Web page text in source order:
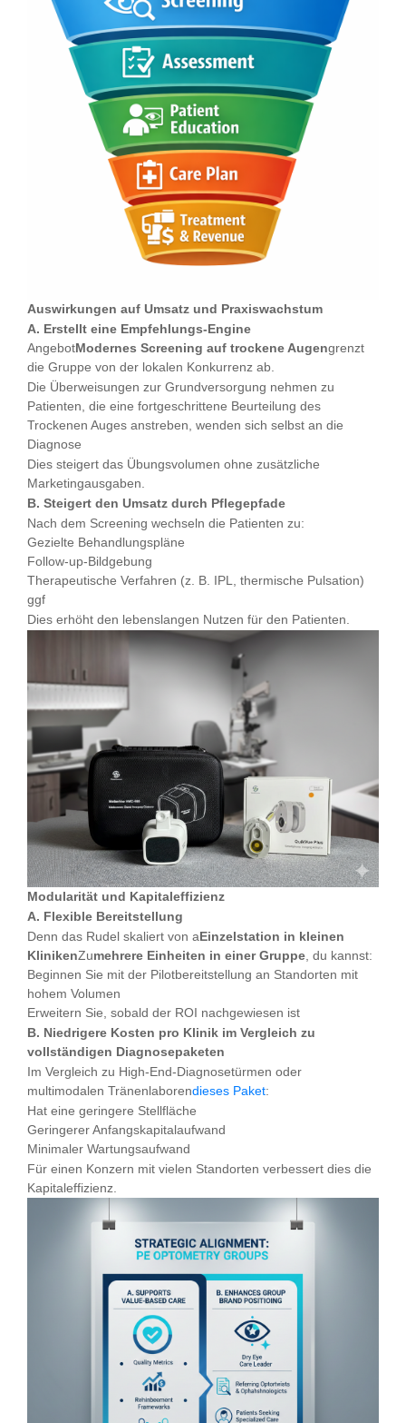
Auswirkungen auf Umsatz und Praxiswachstum
A. Erstellt eine Empfehlungs-Engine
AngebotModernes Screening auf trockene Augengrenzt
die Gruppe von der lokalen Konkurrenz ab.
Die Überweisungen zur Grundversorgung nehmen zu
Patienten, die eine fortgeschrittene Beurteilung des
Trockenen Auges anstreben, wenden sich selbst an die
Diagnose
Dies steigert das Übungsvolumen ohne zusätzliche
Marketingausgaben.
B. Steigert den Umsatz durch Pflegepfade
Nach dem Screening wechseln die Patienten zu:
Gezielte Behandlungspläne
Follow-up-Bildgebung
Therapeutische Verfahren (z. B. IPL, thermische Pulsation)
ggf
Dies erhöht den lebenslangen Nutzen für den Patienten.
Modularität und Kapitaleffizienz
A. Flexible Bereitstellung
Denn das Rudel skaliert von aEinzelstation in kleinen
KlinikenZumehrere Einheiten in einer Gruppe , du kannst:
Beginnen Sie mit der Pilotbereitstellung an Standorten mit
hohem Volumen
Erweitern Sie, sobald der ROI nachgewiesen ist
B. Niedrigere Kosten pro Klinik im Vergleich zu
vollständigen Diagnosepaketen
Im Vergleich zu High-End-Diagnosetürmen oder
multimodalen Tränenlaborendieses Paket:
Hat eine geringere Stellfläche
Geringerer Anfangskapitalaufwand
Minimaler Wartungsaufwand
Für einen Konzern mit vielen Standorten verbessert dies die
Kapitaleffizienz.